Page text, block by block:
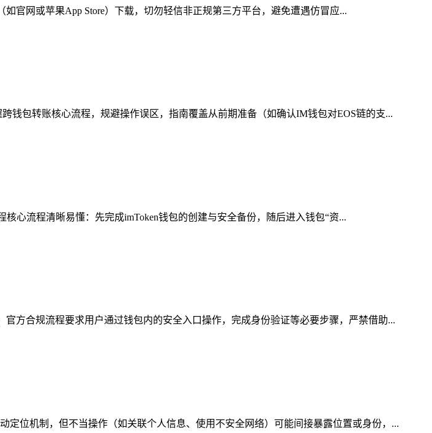
官网或苹果App Store）下载，切勿轻信非正规第三方平台，避免遭遇仿冒应...
钱包转账核心流程，规避操作误区，指南覆盖从前期准备（如确认IM钱包对EOS链的支...
心流程清晰易懂：先完成imToken钱包的创建与安全备份，随后进入钱包“资...
方合规流程要求用户通过钱包内的安全入口操作，完成身份验证等必要步骤，严禁借助...
定位机制，但不当操作（如关联个人信息、使用不安全网络）可能间接暴露位置或身份，...